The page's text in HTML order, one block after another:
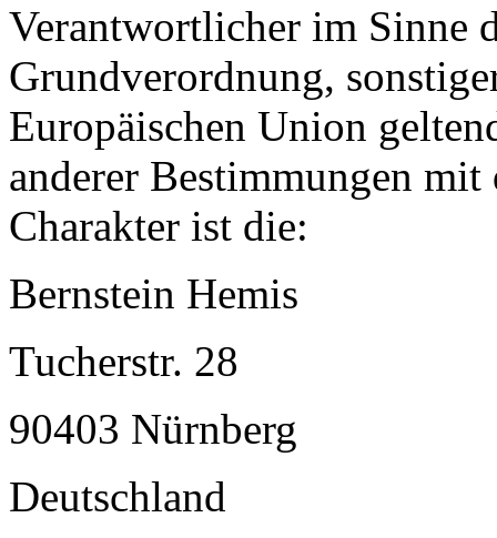
Verantwortlicher im Sinne
Grundverordnung,
Europäischen Union
anderer Bestimmungen
Charakter ist die:
Bernstein Hemis
Tucherstr. 28
90403 Nürnberg
Deutschland